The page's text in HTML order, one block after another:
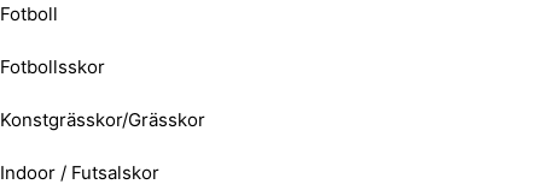
Fotboll
Fotbollsskor
Konstgrässkor/Grässkor
Indoor / Futsalskor